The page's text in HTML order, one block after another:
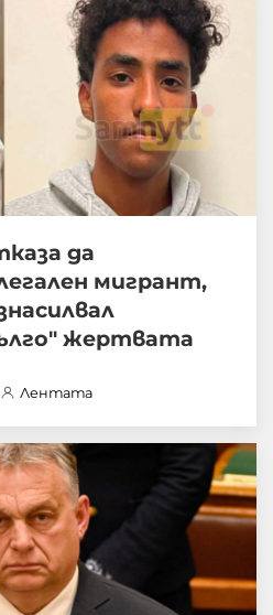
да
мигрант,
жертвата
Лентата